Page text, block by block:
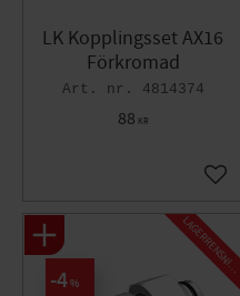
Fördelarens längd: 110
LK Kopplingsset AX16
Förkromad
4814374
88 KR
4%
N
G